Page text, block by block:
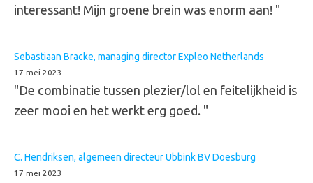
interessant! Mijn groene brein was enorm aan! "
Sebastiaan Bracke, managing director Expleo Netherlands
17 mei 2023
"De combinatie tussen plezier/lol en feitelijkheid is
zeer mooi en het werkt erg goed. "
C. Hendriksen, algemeen directeur Ubbink BV Doesburg
17 mei 2023